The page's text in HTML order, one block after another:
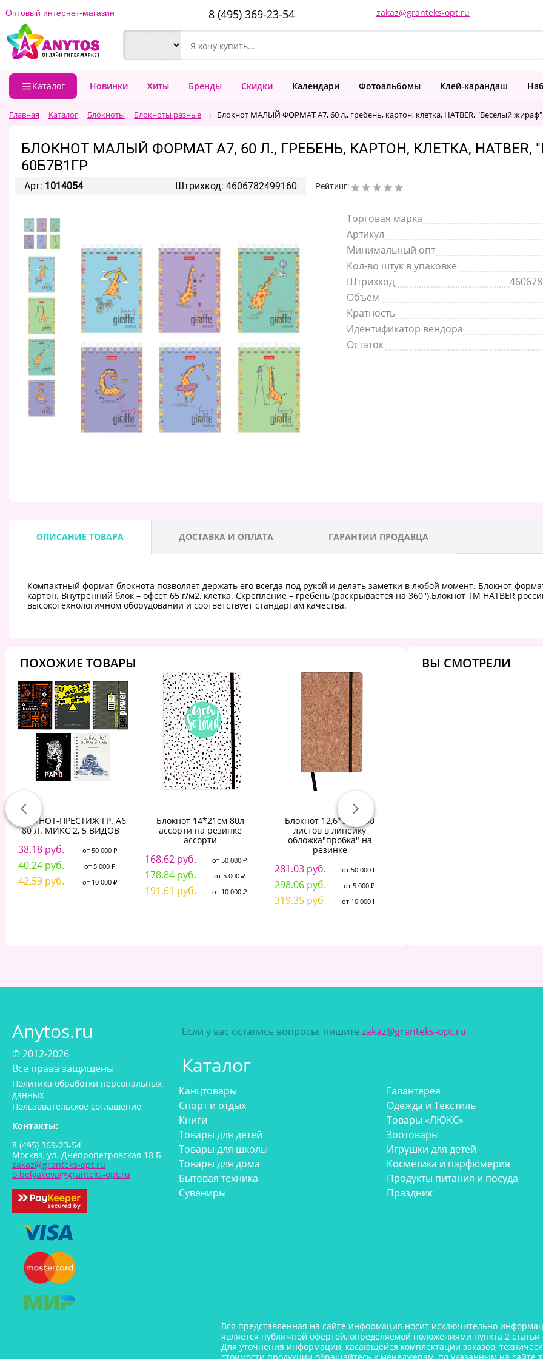
Оптовый интернет-магазин 8 (495) 369-23-54 zakaz@granteks-opt.ru
Каталог Новинки Хиты Бренды Скидки Календари Фотоальбомы Клей-карандаш
Главная Каталог Блокноты Блокноты разные Блокнот МАЛЫЙ ФОРМАТ А7, 60 л., гребень, картон, клетка, HATBER, "Веселый
БЛОКНОТ МАЛЫЙ ФОРМАТ А7, 60 Л., ГРЕБЕНЬ, КАРТОН, КЛЕТКА, HATBER,
60Б7В1ГР
Арт: 1014054 Штрихкод: 4606782499160 Рейтинг:
Торговая марка
Артикул
Минимальный опт
Кол-во штук в упаковке
Штрихкод
Объем
Кратность
Идентификатор вендора
Остаток
ОПИСАНИЕ ТОВАРА ДОСТАВКА И ОПЛАТА ГАРАНТИИ ПРОДАВЦА
Компактный формат блокнота позволяет держать его всегда под рукой и делать заметки в любой момент. Блокнот
картон. Внутренний блок – офсет 65 г/м2, клетка. Скрепление – гребень (раскрывается на 360°).Блокнот ТМ HATBER
высокотехнологичном оборудовании и соответствует стандартам качества.
ПОХОЖИЕ ТОВАРЫ
БЛОКНОТ-ПРЕСТИЖ ГР. А6
80 Л. МИКС 2, 5 ВИДОВ
38.18 руб. от 50 000 ₽
40.24 руб. от 5 000 ₽
42.59 руб. от 10 000 ₽
Блокнот 14*21см 80л
ассорти на резинке
ассорти
168.62 руб. от 50 000 ₽
178.84 руб. от 5 000 ₽
191.61 руб. от 10 000 ₽
Блокнот 12,6*21см 80
листов в линейку
обложка"пробка" на
резинке
281.03 руб. от 50 000 ₽
298.06 руб. от 5 000 ₽
319.35 руб. от 10 000 ₽
ВЫ СМОТРЕЛИ
Anytos.ru
© 2012-2026
Все права защищены
Политика обработки персональных
данных
Пользовательское соглашение
Контакты:
8 (495) 369-23-54
Москва, ул. Днепропетровская 18 Б
zakaz@granteks-opt.ru
o.belyakova@granteks-opt.ru
Если у вас остались вопросы, пишите zakaz@granteks-opt.ru
Каталог
Канцтовары
Спорт и отдых
Книги
Товары для детей
Товары для школы
Товары для дома
Бытовая техника
Сувениры
Галантерея
Одежда и Текстиль
Товары «ЛЮКС»
Зоотовары
Игрушки для детей
Косметика и парфюмерия
Продукты питания и посуда
Праздник
Вся представленная на сайте информация носит исключительно
является публичной офертой, определяемой положениями пункта 2
Для уточнения информации, касающейся комплектации заказов,